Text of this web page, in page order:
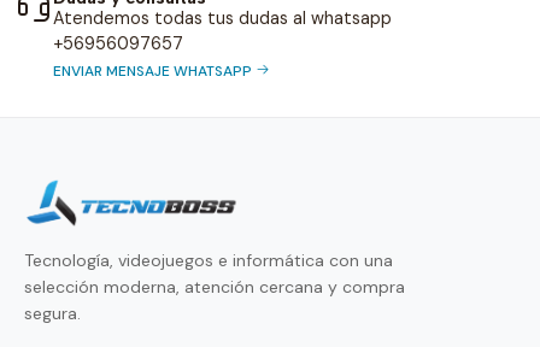
Atendemos todas tus dudas al whatsapp
+56956097657
ENVIAR MENSAJE WHATSAPP
Tecnología, videojuegos e informática con una
selección moderna, atención cercana y compra
segura.